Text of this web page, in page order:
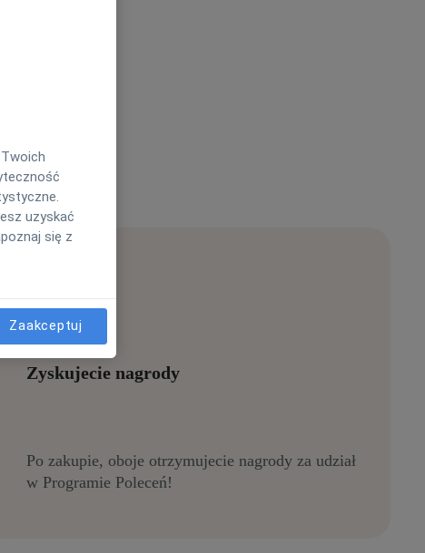
Zyskujecie nagrody
Po zakupie, oboje otrzymujecie nagrody za udział
w Programie Poleceń!
uzyskać
się z
Zaakceptuj